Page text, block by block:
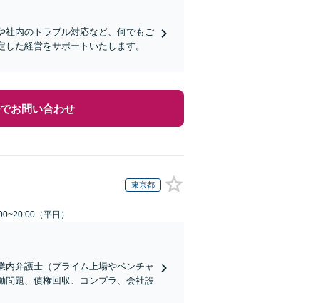
社内のトラブル対応など、何でもご
た経営をサポートいたします。
お問い合わせ
東京都
（平日）
内弁護士（プライム上場やベンチャ
問題、債権回収、コンプラ、会社設